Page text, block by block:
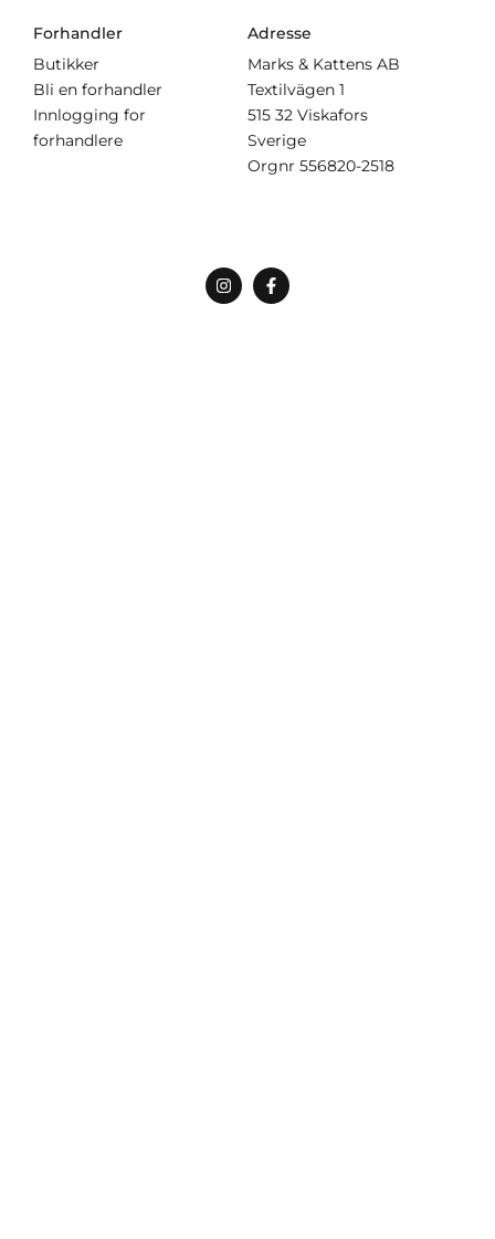
Forhandler
Butikker
Bli en forhandler
Innlogging for
forhandlere
Adresse
Marks & Kattens AB
Textilvägen 1
515 32 Viskafors
Sverige
Orgnr 556820-2518